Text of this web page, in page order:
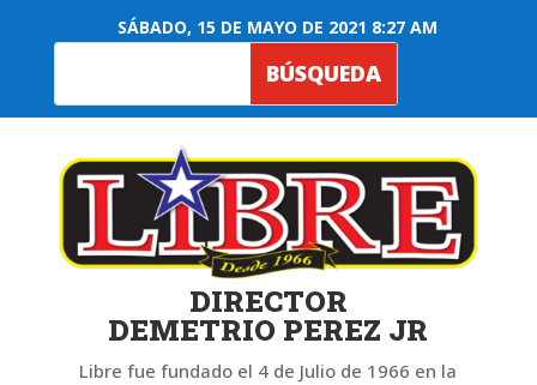
SÁBADO, 15 DE MAYO DE 2021 8:27 AM
DIRECTOR
DEMETRIO PEREZ JR
Libre fue fundado el 4 de Julio de 1966 en la